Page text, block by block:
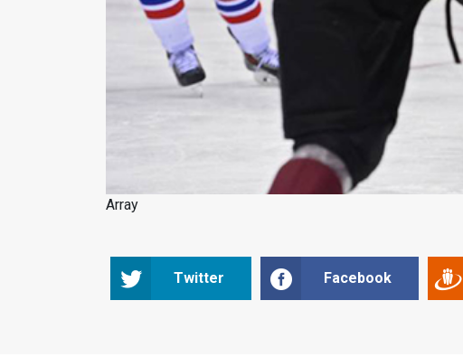
Array
Twitter Facebook